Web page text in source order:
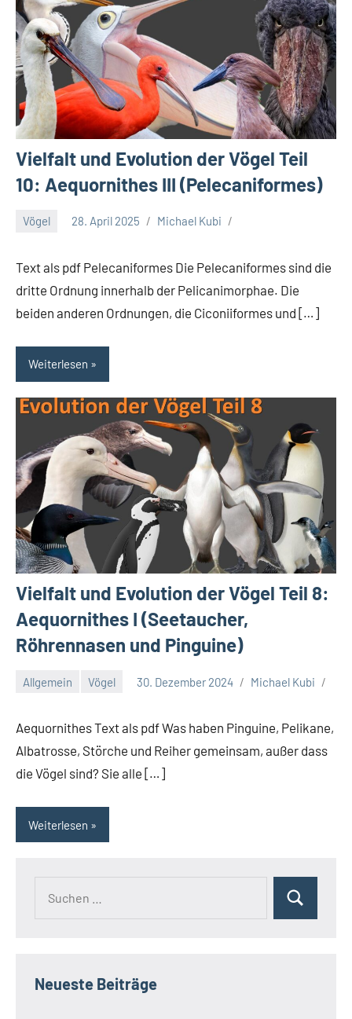
Vielfalt und Evolution der Vögel Teil
10: Aequornithes III (Pelecaniformes)
Vögel 28. April 2025 Michael Kubi
Text als pdf Pelecaniformes Die Pelecaniformes sind die
dritte Ordnung innerhalb der Pelicanimorphae. Die
beiden anderen Ordnungen, die Ciconiiformes und […]
Weiterlesen
Vielfalt und Evolution der Vögel Teil 8:
Aequornithes I (Seetaucher,
Röhrennasen und Pinguine)
Allgemein Vögel 30. Dezember 2024 Michael Kubi
Aequornithes Text als pdf Was haben Pinguine, Pelikane,
Albatrosse, Störche und Reiher gemeinsam, außer dass
die Vögel sind? Sie alle […]
Weiterlesen
Suchen
Neueste Beiträge